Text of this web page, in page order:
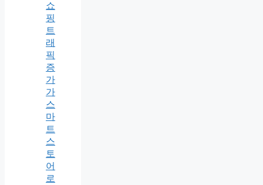
쇼
핑
트
래
픽
증
가
가
스
마
트
스
토
어
로